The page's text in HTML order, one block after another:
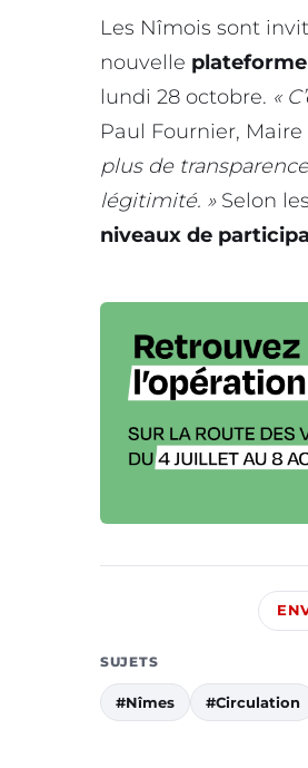
Les Nîmois sont
nouvelle
lundi 28 octobre. «
Paul Fournier,
plus de
légitimité. »Selon
niveaux de
SUJETS
#Nîmes #Circulation